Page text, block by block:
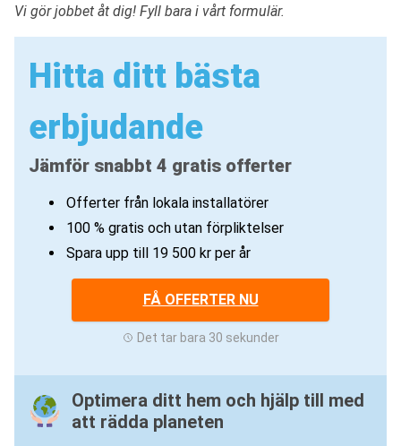
Vi gör jobbet åt dig! Fyll bara i vårt formulär.
Hitta ditt bästa
erbjudande
Jämför snabbt 4 gratis offerter
Offerter från lokala installatörer
100 % gratis och utan förpliktelser
Spara upp till 19 500 kr per år
FÅ OFFERTER NU
Det tar bara 30 sekunder
Optimera ditt hem och hjälp till med
att rädda planeten